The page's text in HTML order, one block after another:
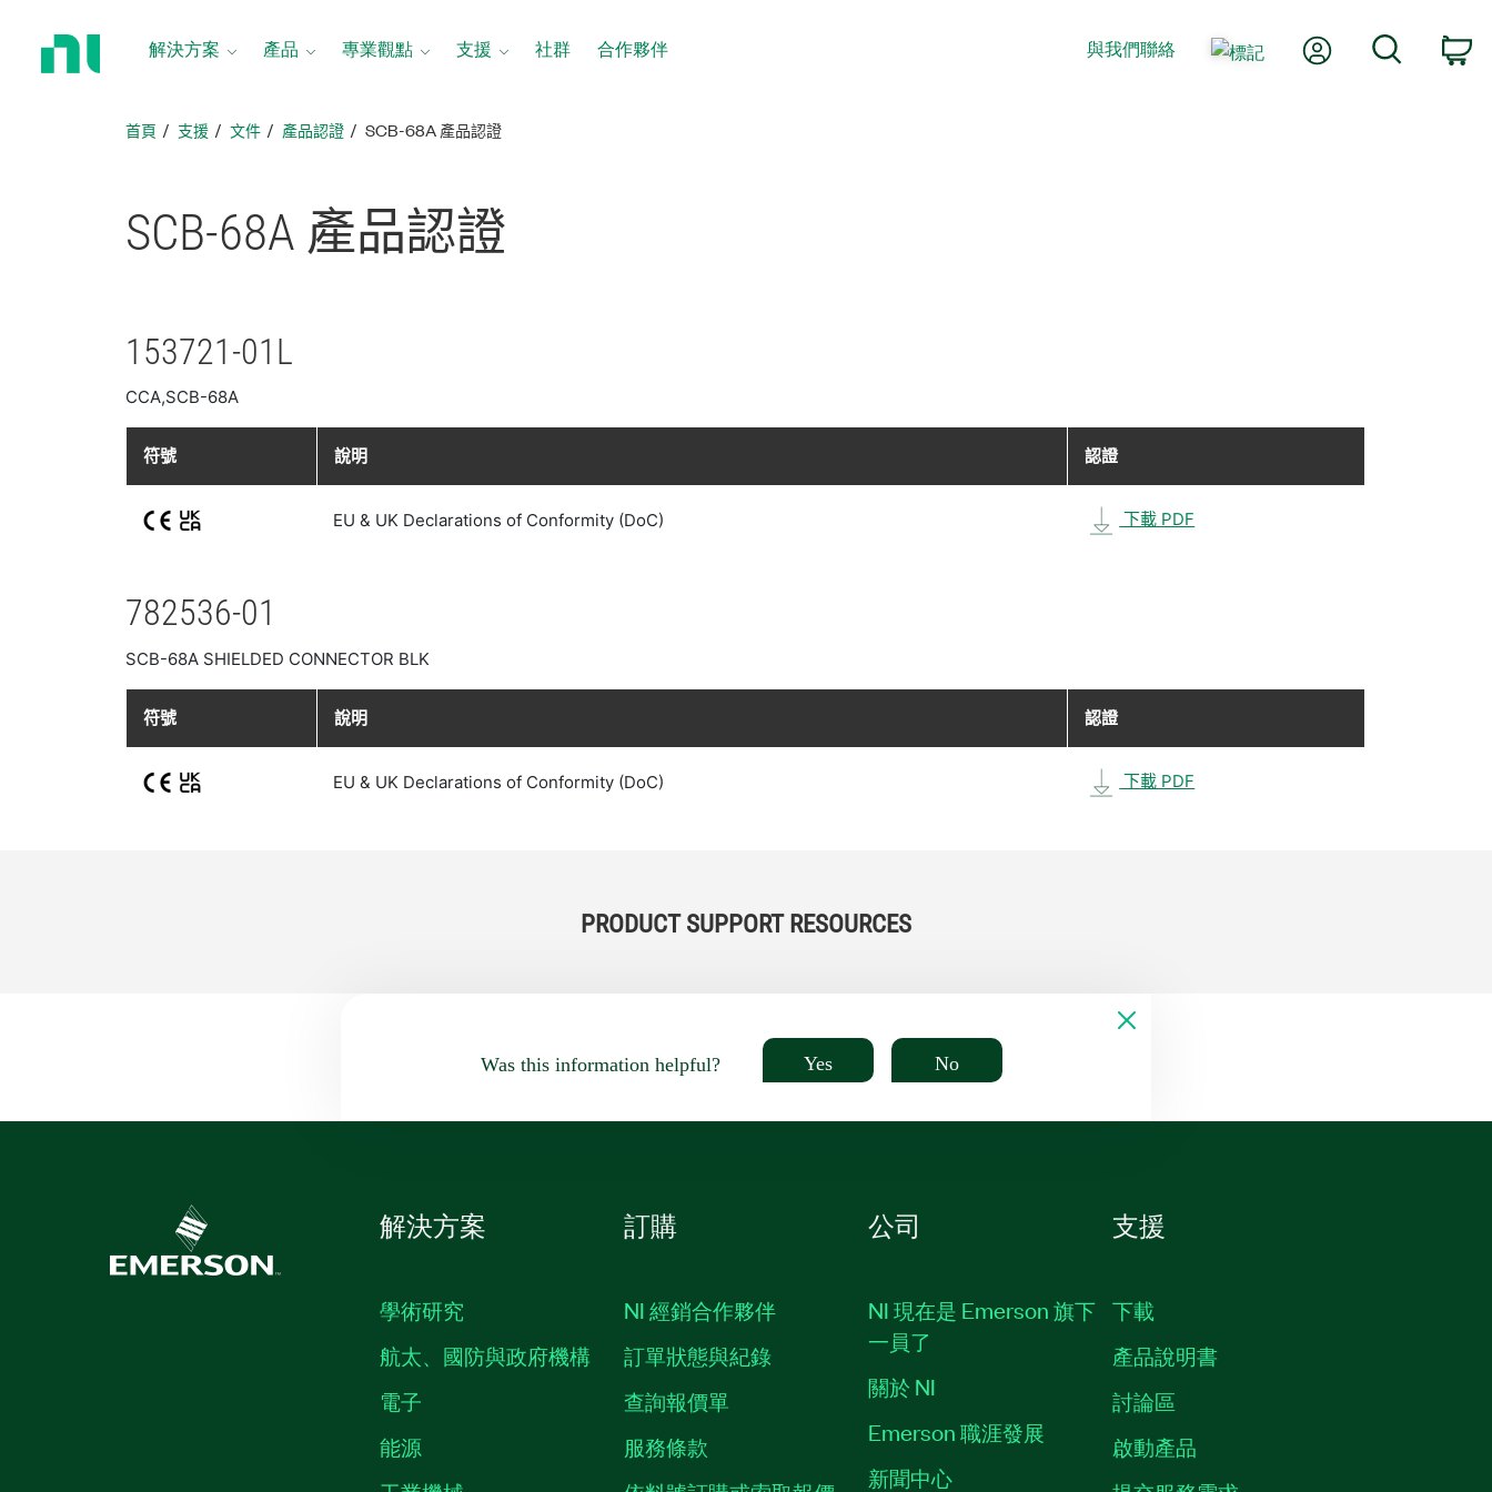
解決方案 產品 專業觀點 支援 社群 合作夥伴 與我們聯絡 我的帳號
首頁 支援 文件 產品認證 SCB-68A 產品認證
SCB-68A 產品認證
153721-01L
CCA,SCB-68A
符號 說明 認證
EU & UK Declarations of Conformity (DoC) 下載 PDF
782536-01
SCB-68A SHIELDED CONNECTOR BLK
符號 說明 認證
EU & UK Declarations of Conformity (DoC) 下載 PDF
PRODUCT SUPPORT RESOURCES
Was this information helpful? Yes No
解決方案
學術研究
航太、國防與政府機構
電子
能源
訂購
NI 經銷合作夥伴
訂單狀態與紀錄
查詢報價單
服務條款
公司
NI 現在是 Emerson 旗下
一員了
關於 NI
Emerson 職涯發展
新聞中心
支援
下載
產品說明書
討論區
啟動產品